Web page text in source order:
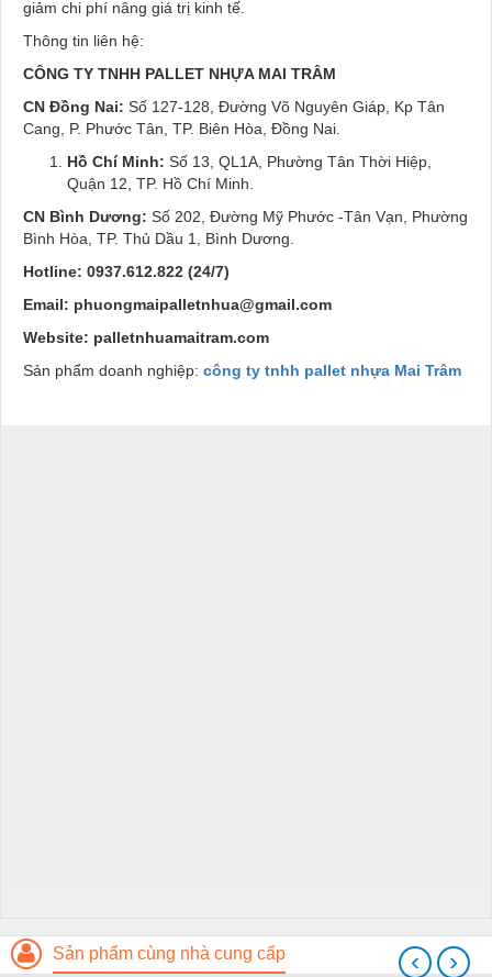
giảm chi phí nâng giá trị kinh tế.
Thông tin liên hệ:
CÔNG TY TNHH PALLET NHỰA MAI TRÂM
CN Đồng Nai: Số 127-128, Đường Võ Nguyên Giáp, Kp Tân
Cang, P. Phước Tân, TP. Biên Hòa, Đồng Nai.
Hồ Chí Minh: Số 13, QL1A, Phường Tân Thời Hiệp,
Quận 12, TP. Hồ Chí Minh.
CN Bình Dương: Số 202, Đường Mỹ Phước -Tân Vạn, Phường
Bình Hòa, TP. Thủ Dầu 1, Bình Dương.
Hotline: 0937.612.822 (24/7)
Email: phuongmaipalletnhua@gmail.com
Website: palletnhuamaitram.com
Sản phẩm doanh nghiệp: công ty tnhh pallet nhựa Mai Trâm
Sản phẩm cùng nhà cung cấp ‹ ›